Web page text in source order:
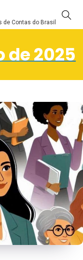
Contas do Brasil
de 2025